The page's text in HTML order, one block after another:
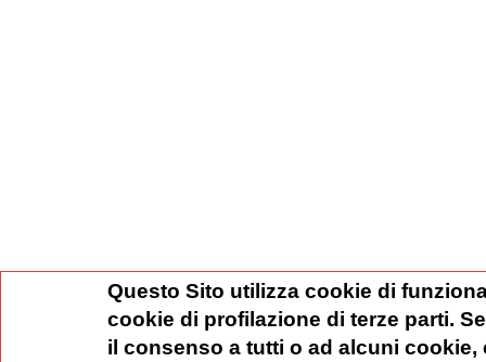
Questo Sito utilizza cookie di
cookie di profilazione di terze parti.
il consenso a tutti o ad alcuni